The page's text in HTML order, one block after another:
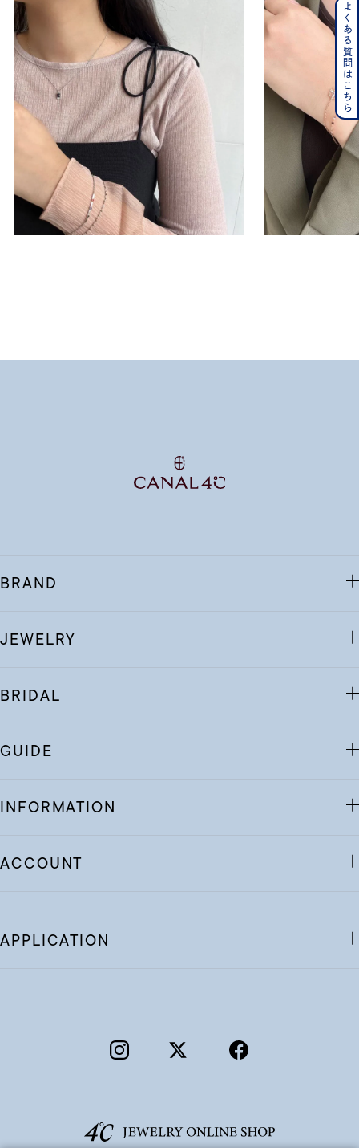
BRAND
JEWELRY
BRIDAL
GUIDE
INFORMATION
ACCOUNT
APPLICATION
よくある質問はこちら